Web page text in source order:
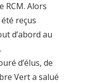
RCM. Alors
reçus
d’abord au
d’élus, de
Vert a salué